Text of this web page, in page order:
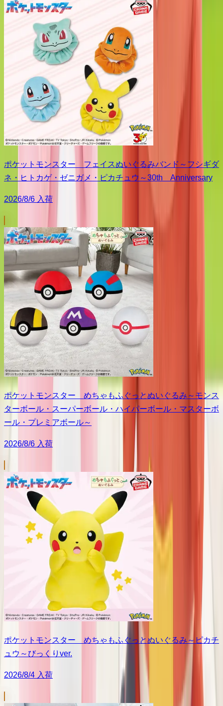
ポケットモンスター フェイスぬいぐるみバンド～フシギダ
ネ・ヒトカゲ・ゼニガメ・ピカチュウ～30th Anniversary
2026/8/6 入荷
ポケットモンスター めちゃもふぐっとぬいぐるみ～モンス
ターボール・スーパーボール・ハイパーボール・マスターボ
ール・プレミアボール～
2026/8/6 入荷
ポケットモンスター めちゃもふぐっとぬいぐるみ～ピカチ
ュウ～びっくりver.
2026/8/4 入荷